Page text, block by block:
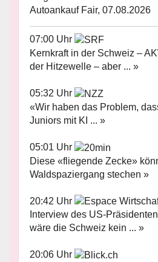
Autoankauf Fair, 07.08.2026
07:00 Uhr
Kernkraft in der Schweiz –
der Hitzewelle – aber ... »
05:32 Uhr
«Wir haben das Problem,
Juniors mit KI ... »
05:01 Uhr
Diese «fliegende Zecke»
Waldspaziergang stechen »
20:42 Uhr
Interview des US-
wäre die Schweiz kein ... »
20:06 Uhr